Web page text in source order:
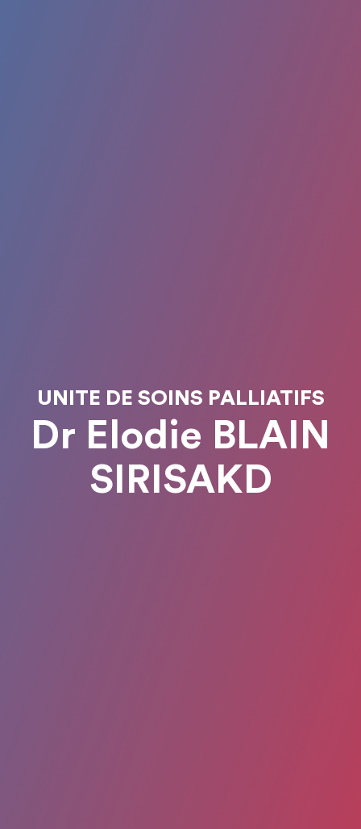
UNITE DE SOINS PALLIATIFS
Dr Elodie BLAIN
SIRISAKD